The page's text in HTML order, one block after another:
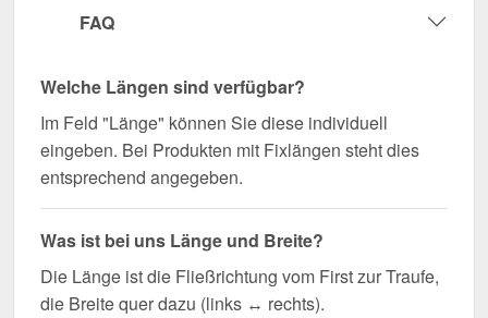
FAQ
Welche Längen sind verfügbar?
Im Feld "Länge" können Sie diese individuell
eingeben. Bei Produkten mit Fixlängen steht dies
entsprechend angegeben.
Was ist bei uns Länge und Breite?
Die Länge ist die Fließrichtung vom First zur Traufe,
die Breite quer dazu (links ↔ rechts).